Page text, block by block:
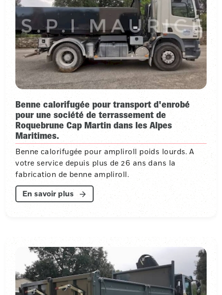
Benne calorifugée pour transport d'enrobé
pour une société de terrassement de
Roquebrune Cap Martin dans les Alpes
Maritimes.
Benne calorifugée pour ampliroll poids lourds. A
votre service depuis plus de 26 ans dans la
fabrication de benne ampliroll.
En savoir plus